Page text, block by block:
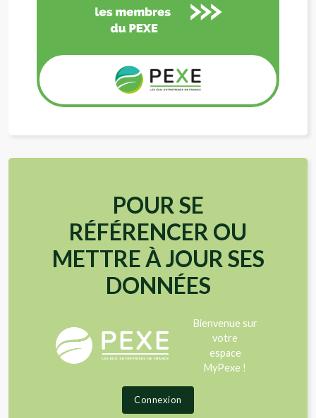
POUR SE
RÉFÉRENCER OU
METTRE À JOUR SES
DONNÉES
Bienvenue sur
votre
espace
MyPexe !
Connexion